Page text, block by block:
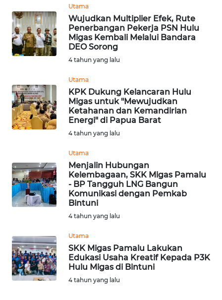
Utama
Wujudkan Multiplier Efek, Rute
Penerbangan Pekerja PSN Hulu
Migas Kembali Melalui Bandara
DEO Sorong
4 tahun yang lalu
Utama
KPK Dukung Kelancaran Hulu
Migas untuk "Mewujudkan
Ketahanan dan Kemandirian
Energi" di Papua Barat
4 tahun yang lalu
Utama
Menjalin Hubungan
Kelembagaan, SKK Migas Pamalu
- BP Tangguh LNG Bangun
Komunikasi dengan Pemkab
Bintuni
4 tahun yang lalu
Utama
SKK Migas Pamalu Lakukan
Edukasi Usaha Kreatif Kepada P3K
Hulu Migas di Bintuni
4 tahun yang lalu
WN
NUSANTARA
WN
WN
JATIM
WN
WN
KALBAR
WN
WN
KALTARA
WN